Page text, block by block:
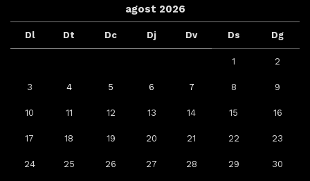
agost 2026
Dl Dt Dc Dj Dv Ds Dg
1 2
3 4 5 6 7 8 9
10 11 12 13 14 15 16
17 18 19 20 21 22 23
24 25 26 27 28 29 30